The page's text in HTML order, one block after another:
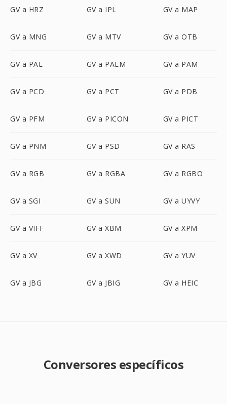
GV a HRZ GV a IPL GV a MAP
GV a MNG GV a MTV GV a OTB
GV a PAL GV a PALM GV a PAM
GV a PCD GV a PCT GV a PDB
GV a PFM GV a PICON GV a PICT
GV a PNM GV a PSD GV a RAS
GV a RGB GV a RGBA GV a RGBO
GV a SGI GV a SUN GV a UYVY
GV a VIFF GV a XBM GV a XPM
GV a XV GV a XWD GV a YUV
GV a JBG GV a JBIG GV a HEIC
Conversores específicos